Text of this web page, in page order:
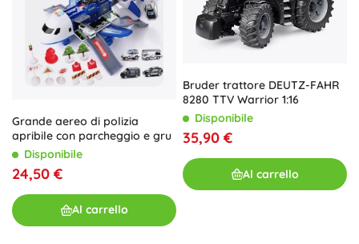
Grande aereo di polizia
apribile con parcheggio e gru
Disponibile
24,50 €
Al carrello
Bruder trattore DEUTZ-FAHR
8280 TTV Warrior 1:16
Disponibile
35,90 €
Al carrello